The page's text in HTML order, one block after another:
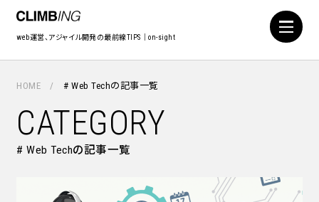
web運営、アジャイル開発の最前線TIPS｜on-sight
HOME # Web Techの記事一覧
CATEGORY
# Web Techの記事一覧